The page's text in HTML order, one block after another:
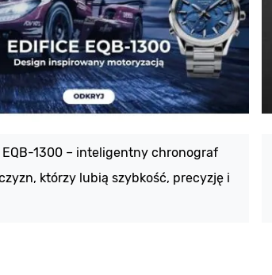
EQB-1300 – inteligentny chronograf
którzy lubią szybkość, precyzję i